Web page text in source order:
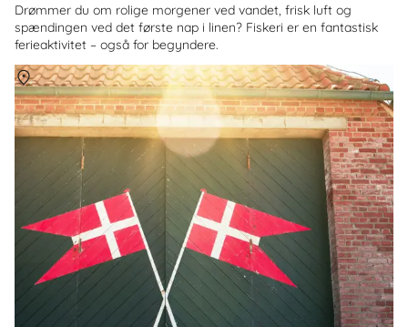
Drømmer du om rolige morgener ved vandet, frisk luft og
spændingen ved det første nap i linen? Fiskeri er en fantastisk
ferieaktivitet – også for begyndere.
OmDanmark